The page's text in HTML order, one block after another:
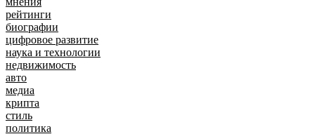
рейтинги
биографии
цифровое развитие
наука и технологии
недвижимость
авто
медиа
крипта
стиль
политика